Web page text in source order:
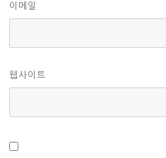
이메일
웹사이트